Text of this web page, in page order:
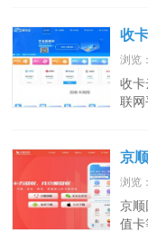
收
浏览：
收卡
联网
京
浏览：
京
值卡